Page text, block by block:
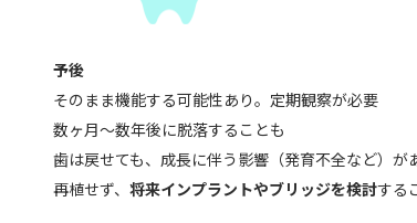
予後
そのまま機能する可能性あり。定期観察が必要
数ヶ月〜数年後に脱落することも
歯は戻せても、成長に伴う影響（発育不全など）が
再植せず、 将来インプラントやブリッジを検討する